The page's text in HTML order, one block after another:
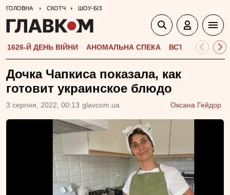
ГОЛОВНА СКОТЧ ШОУ-БІЗ
1626-Й ДЕНЬ ВІЙНИ АНОМАЛЬНА СПЕКА ВСТУПНА
Дочка Чапкиса показала, как
готовит украинское блюдо
3 серпня, 2022, 00:13 glavcom.ua Оксана Гейдор